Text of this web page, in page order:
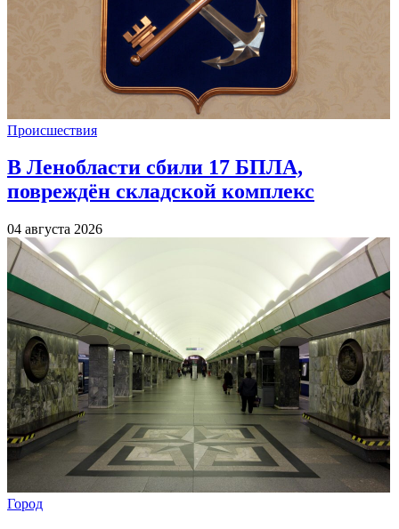
Происшествия
В Ленобласти сбили 17 БПЛА,
повреждён складской комплекс
04 августа 2026
Город